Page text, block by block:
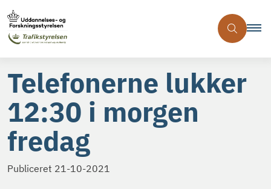
Telefonerne lukker
12:30 i morgen
fredag
Publiceret 21-10-2021